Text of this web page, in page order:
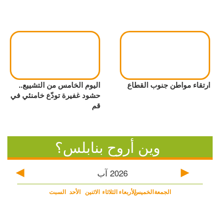
ارتقاء مواطن جنوب القطاع
اليوم الخامس من التشييع..
حشود غفيرة تودّع خامنئي في
قم
وين أروح بنابلس؟
2026 آب
السبت الأحد الاثنين الثلاثاء الأربعاءالخميسالجمعة